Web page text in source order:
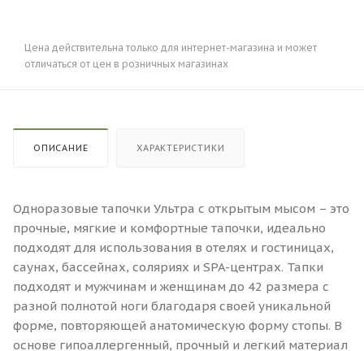
Цена действительна только для интернет-магазина и может
отличаться от цен в розничных магазинах
ОПИСАНИЕ ХАРАКТЕРИСТИКИ
Одноразовые тапочки Ультра с открытым мысом – это
прочные, мягкие и комфортные тапочки, идеально
подходят для использования в отелях и гостиницах,
саунах, бассейнах, соляриях и SPA-центрах. Тапки
подходят и мужчинам и женщинам до 42 размера с
разной полнотой ноги благодаря своей уникальной
форме, повторяющей анатомическую форму стопы. В
основе гипоаллергенный, прочный и легкий материал